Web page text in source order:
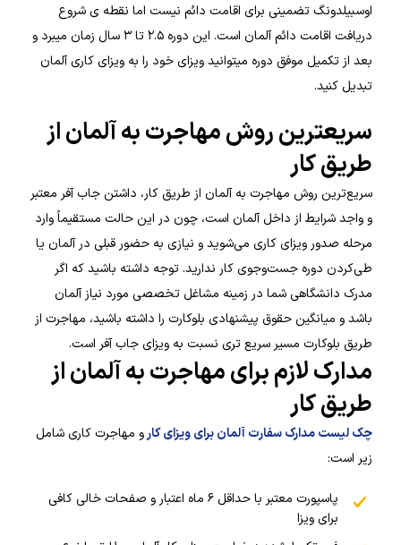
اوسبیلدونگ تضمینی برای اقامت دائم نیست اما نقطه ی شروع
دریافت اقامت دائم آلمان است. این دوره ۲.۵ تا ۳ سال زمان میبرد و
بعد از تکمیل موفق دوره میتوانید ویزای خود را به ویزای کاری آلمان
تبدیل کنید.
سریعترین روش مهاجرت به آلمان از
طریق کار
سریع‌ترین روش مهاجرت به آلمان از طریق کار، داشتن جاب آفر معتبر
و واجد شرایط از داخل آلمان است، چون در این حالت مستقیماً وارد
مرحله صدور ویزای کاری می‌شوید و نیازی به حضور قبلی در آلمان یا
طی‌کردن دوره جست‌وجوی کار ندارید. توجه داشته باشید که اگر
مدرک دانشگاهی شما در زمینه مشاغل تخصصی مورد نیاز آلمان
باشد و میانگین حقوق پیشنهادی بلوکارت را داشته باشید، مهاجرت از
طریق بلوکارت مسیر سریع تری نسبت به ویزای جاب آفر است.
مدارک لازم برای مهاجرت به آلمان از
طریق کار
چک لیست مدارک سفارت آلمان برای ویزای کارو مهاجرت کاری شامل
زیر است:
پاسپورت معتبر با حداقل ۶ ماه اعتبار و صفحات خالی کافی
برای ویزا